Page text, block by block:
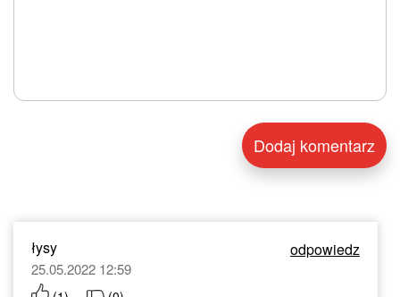
łysy odpowiedz
25.05.2022 12:59